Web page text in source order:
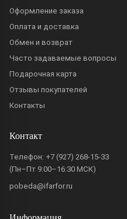
Оформление заказа
Оплата и доставка
Обмен и возврат
Часто задаваемые вопросы
Подарочная карта
Отзывы покупателей
Контакты
Контакт
Телефон: +7 (927) 268-15-33
(Пн–Пт 9:00–16:30 МСК)
pobeda@ifarfor.ru